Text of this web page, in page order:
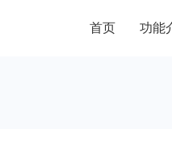
首页 功能